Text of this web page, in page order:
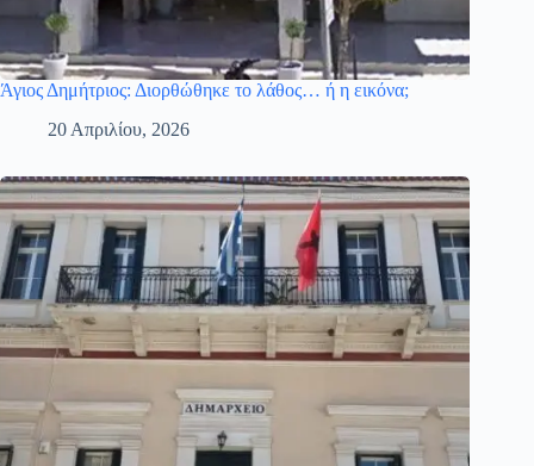
Άγιος Δημήτριος: Διορθώθηκε το λάθος… ή η εικόνα;
20 Απριλίου, 2026